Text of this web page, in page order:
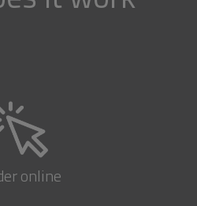
online